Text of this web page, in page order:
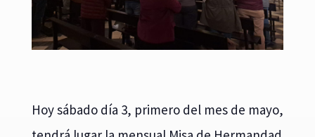
Hoy sábado día 3, primero del mes de mayo,